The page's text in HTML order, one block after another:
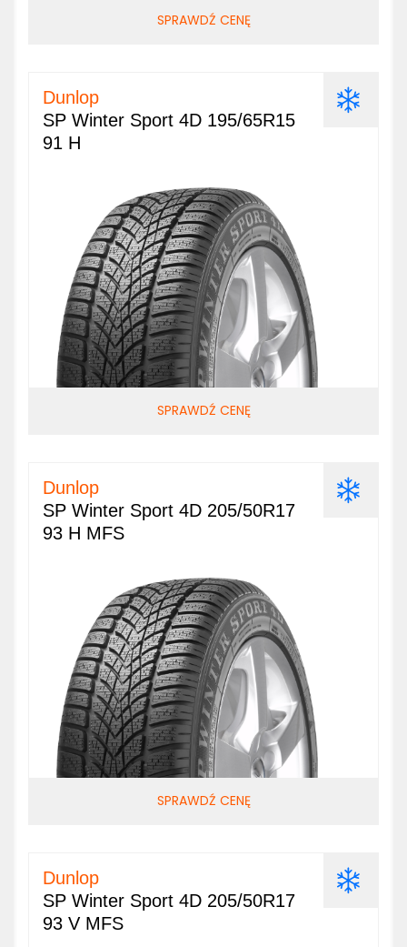
SPRAWDŹ CENĘ
Dunlop
SP Winter Sport 4D 195/65R15
91 H
SPRAWDŹ CENĘ
Dunlop
SP Winter Sport 4D 205/50R17
93 H MFS
SPRAWDŹ CENĘ
Dunlop
SP Winter Sport 4D 205/50R17
93 V MFS